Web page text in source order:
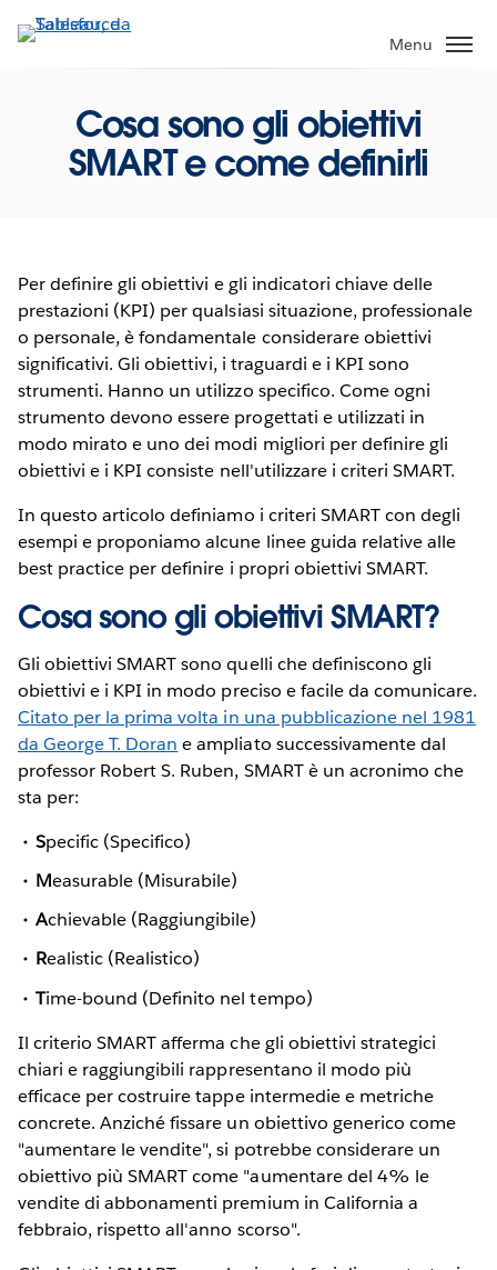
Passa
Menu
Cosa sono gli obiettivi
SMART e come definirli
Per definire gli obiettivi e gli indicatori chiave delle
prestazioni (KPI) per qualsiasi situazione, professionale
o personale, è fondamentale considerare obiettivi
significativi. Gli obiettivi, i traguardi e i KPI sono
strumenti. Hanno un utilizzo specifico. Come ogni
strumento devono essere progettati e utilizzati in
modo mirato e uno dei modi migliori per definire gli
obiettivi e i KPI consiste nell'utilizzare i criteri SMART.
In questo articolo definiamo i criteri SMART con degli
esempi e proponiamo alcune linee guida relative alle
best practice per definire i propri obiettivi SMART.
Cosa sono gli obiettivi SMART?
Gli obiettivi SMART sono quelli che definiscono gli
obiettivi e i KPI in modo preciso e facile da comunicare.
Citato per la prima volta in una pubblicazione nel 1981
da George T. Doran e ampliato successivamente dal
professor Robert S. Ruben, SMART è un acronimo che
sta per:
Specific (Specifico)
Measurable (Misurabile)
Achievable (Raggiungibile)
Realistic (Realistico)
Time-bound (Definito nel tempo)
Il criterio SMART afferma che gli obiettivi strategici
chiari e raggiungibili rappresentano il modo più
efficace per costruire tappe intermedie e metriche
concrete. Anziché fissare un obiettivo generico come
"aumentare le vendite", si potrebbe considerare un
obiettivo più SMART come "aumentare del 4% le
vendite di abbonamenti premium in California a
febbraio, rispetto all'anno scorso".